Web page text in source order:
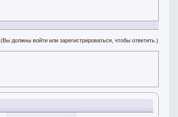
(Вы должны войти или зарегистрироваться, чтобы ответить.)